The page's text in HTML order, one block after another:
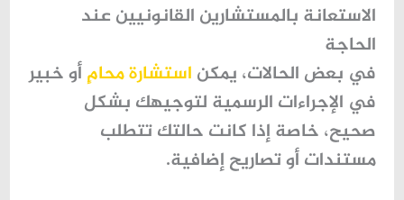
الاستعانة بالمستشارين القانونيين عند
الحاجة
في بعض الحالات، يمكن استشارة محامٍأو خبير
في الإجراءات الرسمية لتوجيهك بشكل
صحيح، خاصة إذا كانت حالتك تتطلب
مستندات أو تصاريح إضافية.